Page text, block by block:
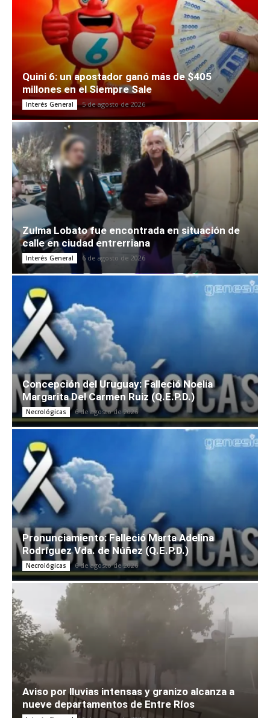
Quini 6: un apostador ganó más de $405
millones en el Siempre Sale
Interés General 5 de agosto de 2026
Zulma Lobato fue encontrada en situación de
calle en ciudad entrerriana
Interés General 6 de agosto de 2026
Concepción del Uruguay: Falleció Noelia
Margarita Del Carmen Ruiz (Q.E.P.D.)
Necrológicas 6 de agosto de 2026
Pronunciamiento: Falleció Marta Adelina
Rodríguez Vda. de Núñez (Q.E.P.D.)
Necrológicas 6 de agosto de 2026
Aviso por lluvias intensas y granizo alcanza a
nueve departamentos de Entre Ríos